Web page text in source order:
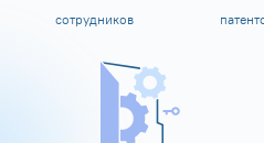
сотрудников